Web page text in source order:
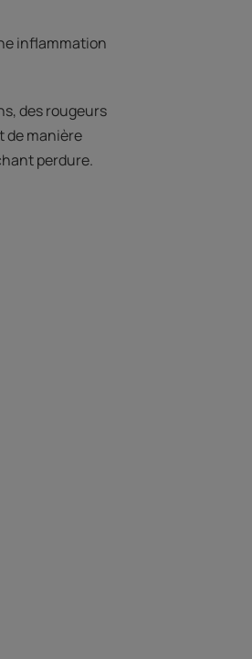
inflammation
des rougeurs
de manière
perdure.